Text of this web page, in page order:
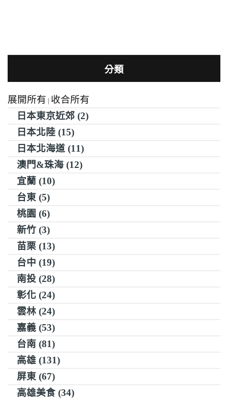
分類
展開所有 | 收合所有
日本東京近郊 (2)
日本北陸 (15)
日本北海道 (11)
澳門&珠海 (12)
宜蘭 (10)
台東 (5)
桃園 (6)
新竹 (3)
苗栗 (13)
台中 (19)
南投 (28)
彰化 (24)
雲林 (24)
嘉義 (53)
台南 (81)
高雄 (131)
屏東 (67)
高雄美食 (34)